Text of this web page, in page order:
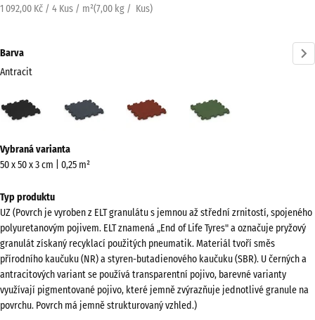
1 092,00 Kč / 4 Kus / m²(7,00 kg / Kus)
Barva
Antracit
(active)
Břidlicová
červená
informací
o
Zobrazit
paletu
barev
Antracit(active)
Vybraná varianta
50 x 50 x 3 cm | 0,25 m²
Typ produktu
UZ (Povrch je vyroben z ELT granulátu s jemnou až střední zrnitostí, spojeného
polyuretanovým pojivem. ELT znamená „End of Life Tyres" a označuje pryžový
granulát získaný recyklací použitých pneumatik. Materiál tvoří směs
přírodního kaučuku (NR) a styren-butadienového kaučuku (SBR). U černých a
antracitových variant se používá transparentní pojivo, barevné varianty
využívají pigmentované pojivo, které jemně zvýrazňuje jednotlivé granule na
povrchu. Povrch má jemně strukturovaný vzhled.)